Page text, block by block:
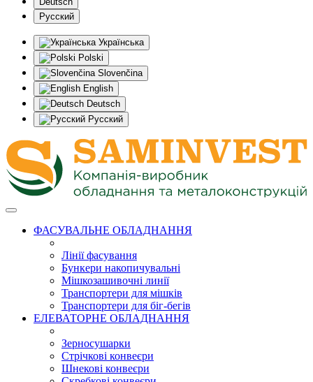
Русский
Українська
Polski
Slovenčina
English
Deutsch
Русский
ФАСУВАЛЬНЕ ОБЛАДНАННЯ
Лінії фасування
Бункери накопичувальні
Мішкозашивочні линії
Транспортери для мішків
Транспортери для біг-бегів
ЕЛЕВАТОРНЕ ОБЛАДНАННЯ
Зерносушарки
Стрічкові конвеєри
Шнекові конвеєри